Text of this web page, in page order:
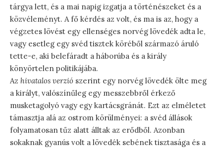
tárgya lett, és a mai napig izgatja a történészeket és a
közvéleményt. A fő kérdés az volt, és ma is az, hogy a
végzetes lövést egy ellenséges norvég lövedék adta le,
vagy esetleg egy svéd tisztek köréből származó áruló
tette-e, aki belefáradt a háborúba és a király
könyörtelen politikájába.
Az hivatalos verzió szerint egy norvég lövedék ölte meg
a királyt, valószínűleg egy messzebbről érkező
musketagolyó vagy egy kartácsgránát. Ezt az elméletet
támasztja alá az ostrom körülményei: a svéd állások
folyamatosan tűz alatt álltak az erődből. Azonban
sokaknak gyanús volt a lövedék sebének tisztasága és a